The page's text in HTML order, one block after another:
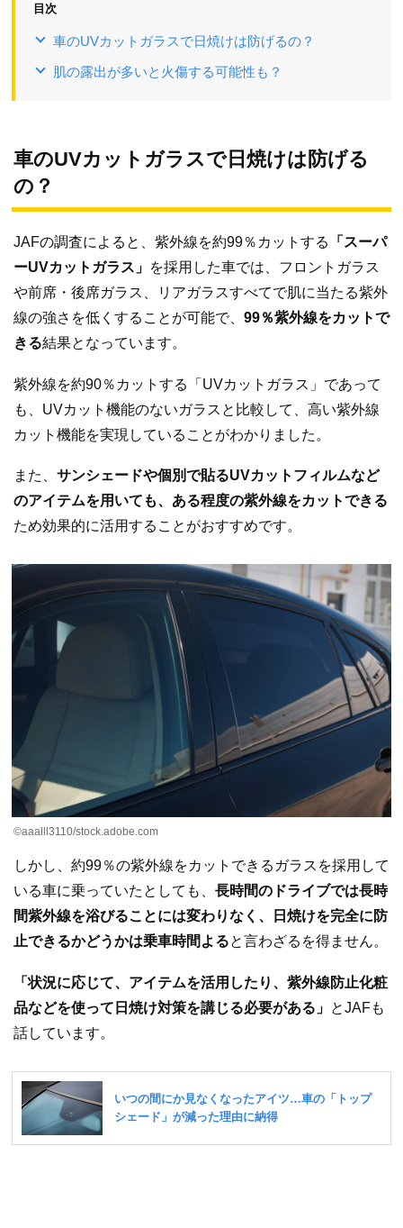
目次
車のUVカットガラスで日焼けは防げるの？
肌の露出が多いと火傷する可能性も？
車のUVカットガラスで日焼けは防げる
の？
JAFの調査によると、紫外線を約99％カットする
「スーパ
ーUVカットガラス」 を採用した車では、フロントガラス
や前席・後席ガラス、リアガラスすべてで肌に当たる紫外
線の強さを低くすることが可能で、 99％紫外線をカットで
きる結果となっています。
紫外線を約90％カットする「UVカットガラス」であって
も、UVカット機能のないガラスと比較して、高い紫外線
カット機能を実現していることがわかりました。
また、 サンシェードや個別で貼るUVカットフィルムなど
のアイテムを用いても、ある程度の紫外線をカットできる
ため効果的に活用することがおすすめです。
©aaalll3110/stock.adobe.com
しかし、約99％の紫外線をカットできるガラスを採用して
いる車に乗っていたとしても、 長時間のドライブでは長時
間紫外線を浴びることには変わりなく、日焼けを完全に防
止できるかどうかは乗車時間よると言わざるを得ません。
「状況に応じて、アイテムを活用したり、紫外線防止化粧
品などを使って日焼け対策を講じる必要がある」 とJAFも
話しています。